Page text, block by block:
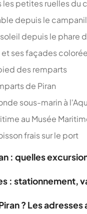
les petites ruelles du
depuis le
depuis le phare
et ses façades
des remparts
de Piran
sous-marin à
au Musée
frais sur le port
: quelles
: stationnement,
? Les